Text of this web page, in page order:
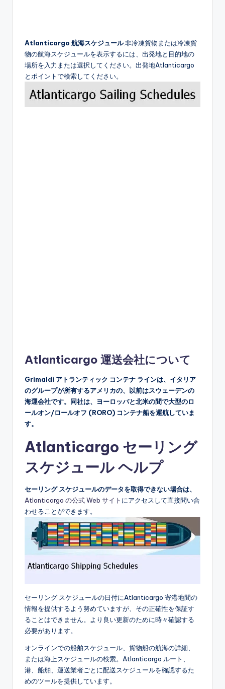
Atlanticargo 航海スケジュール.非冷凍貨物または冷凍貨
物の航海スケジュールを表示するには、出発地と目的地の
場所を入力または選択してください。出発地Atlanticargo
とポイントで検索してください。
Atlanticargo 運送会社について
Grimaldi アトランティック コンテナ ラインは、イタリア
のグループが所有するアメリカの、以前はスウェーデンの
海運会社です。同社は、ヨーロッパと北米の間で大型のロ
ールオン/ロールオフ (RORO) コンテナ船を運航していま
す。
Atlanticargo セーリング
スケジュール ヘルプ
セーリング スケジュールのデータを取得できない場合は、
Atlanticargo の公式 Web サイト にアクセスして直接問い合
わせることができます。
セーリング スケジュールの日付にAtlanticargo 寄港地間の
情報を提供するよう努めていますが、その正確性を保証す
ることはできません。より良い更新のために時々確認する
必要があります。
オンラインでの船舶スケジュール、貨物船の航海の詳細、
または海上スケジュールの検索。Atlanticargo ルート、
港、船舶、運送業者ごとに配送スケジュールを確認するた
めのツールを提供しています。